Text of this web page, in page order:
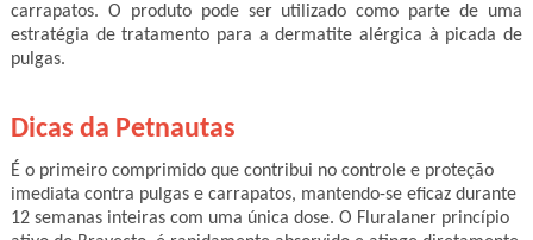
carrapatos. O produto pode ser utilizado como parte de uma
estratégia de tratamento para a dermatite alérgica à picada de
pulgas.
Dicas da Petnautas
É o primeiro comprimido que contribui no controle e proteção
imediata contra pulgas e carrapatos, mantendo-se eficaz durante
12 semanas inteiras com uma única dose. O Fluralaner princípio